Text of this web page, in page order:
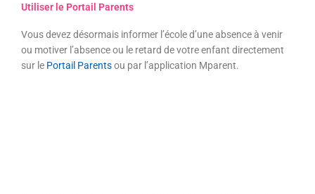
Utiliser le Portail Parents
Vous devez désormais informer l’école d’une absence à venir
ou motiver l’absence ou le retard de votre enfant directement
sur le Portail Parentsou par l’application Mparent.